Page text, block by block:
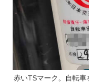
赤いTSマーク。自転